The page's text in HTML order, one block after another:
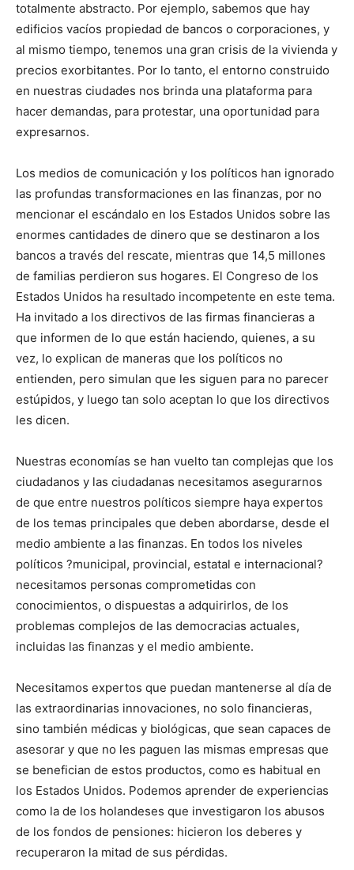
totalmente abstracto. Por ejemplo, sabemos que hay
edificios vacíos propiedad de bancos o corporaciones, y
al mismo tiempo, tenemos una gran crisis de la vivienda y
precios exorbitantes. Por lo tanto, el entorno construido
en nuestras ciudades nos brinda una plataforma para
hacer demandas, para protestar, una oportunidad para
expresarnos.
Los medios de comunicación y los políticos han ignorado
las profundas transformaciones en las finanzas, por no
mencionar el escándalo en los Estados Unidos sobre las
enormes cantidades de dinero que se destinaron a los
bancos a través del rescate, mientras que 14,5 millones
de familias perdieron sus hogares. El Congreso de los
Estados Unidos ha resultado incompetente en este tema.
Ha invitado a los directivos de las firmas financieras a
que informen de lo que están haciendo, quienes, a su
vez, lo explican de maneras que los políticos no
entienden, pero simulan que les siguen para no parecer
estúpidos, y luego tan solo aceptan lo que los directivos
les dicen.
Nuestras economías se han vuelto tan complejas que los
ciudadanos y las ciudadanas necesitamos asegurarnos
de que entre nuestros políticos siempre haya expertos
de los temas principales que deben abordarse, desde el
medio ambiente a las finanzas. En todos los niveles
políticos ?municipal, provincial, estatal e internacional?
necesitamos personas comprometidas con
conocimientos, o dispuestas a adquirirlos, de los
problemas complejos de las democracias actuales,
incluidas las finanzas y el medio ambiente.
Necesitamos expertos que puedan mantenerse al día de
las extraordinarias innovaciones, no solo financieras,
sino también médicas y biológicas, que sean capaces de
asesorar y que no les paguen las mismas empresas que
se benefician de estos productos, como es habitual en
los Estados Unidos. Podemos aprender de experiencias
como la de los holandeses que investigaron los abusos
de los fondos de pensiones: hicieron los deberes y
recuperaron la mitad de sus pérdidas.